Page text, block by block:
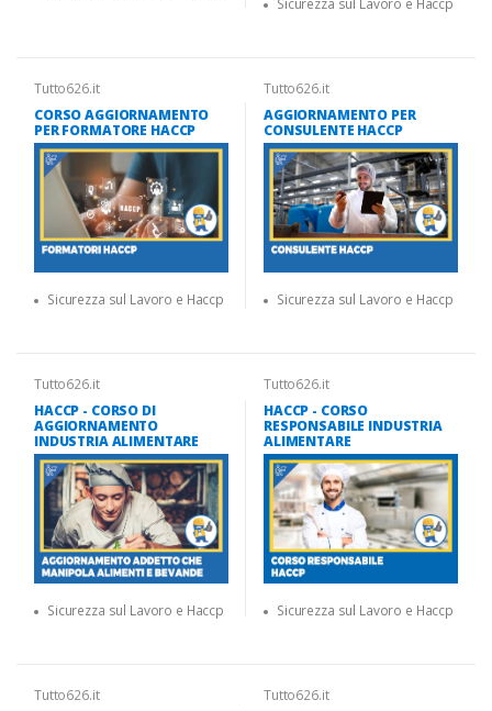
Sicurezza sul Lavoro e Haccp
Tutto626.it
CORSO AGGIORNAMENTO
PER FORMATORE HACCP
Sicurezza sul Lavoro e Haccp
Tutto626.it
AGGIORNAMENTO PER
CONSULENTE HACCP
Sicurezza sul Lavoro e Haccp
Tutto626.it
HACCP - CORSO DI
AGGIORNAMENTO
INDUSTRIA ALIMENTARE
Sicurezza sul Lavoro e Haccp
Tutto626.it
HACCP - CORSO
RESPONSABILE INDUSTRIA
ALIMENTARE
Sicurezza sul Lavoro e Haccp
Tutto626.it
Tutto626.it